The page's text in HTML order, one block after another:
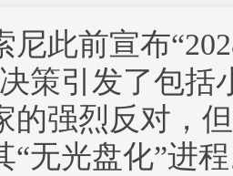
前宣布
策引发了包括
的强烈反对，
“无光盘化”进